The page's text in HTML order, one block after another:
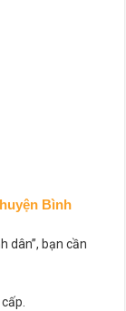
Bình
dân”, bạn cần